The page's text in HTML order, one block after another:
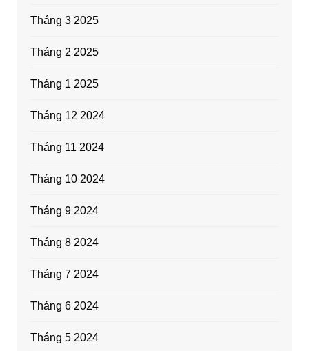
Tháng 3 2025
Tháng 2 2025
Tháng 1 2025
Tháng 12 2024
Tháng 11 2024
Tháng 10 2024
Tháng 9 2024
Tháng 8 2024
Tháng 7 2024
Tháng 6 2024
Tháng 5 2024